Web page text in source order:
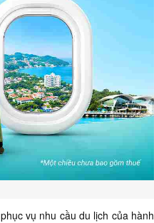
phục vụ nhu cầu du lịch của hành